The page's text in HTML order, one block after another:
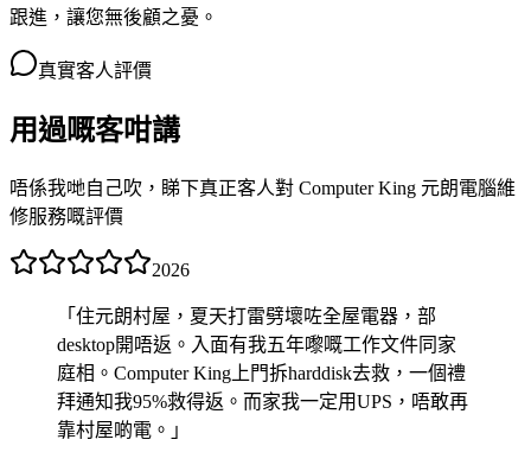
跟進，讓您無後顧之憂。
真實客人評價
用過嘅客咁講
唔係我哋自己吹，睇下真正客人對 Computer King 元朗電腦維
修服務嘅評價
2026
「 住元朗村屋，夏天打雷劈壞咗全屋電器，部
desktop開唔返。入面有我五年嚟嘅工作文件同家
庭相。Computer King上門拆harddisk去救，一個禮
拜通知我95%救得返。而家我一定用UPS，唔敢再
靠村屋啲電。 」